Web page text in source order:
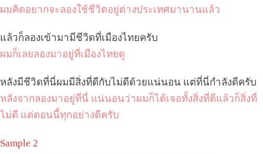
ผมคิดอยากจะลองใช้ชีวิตอยู่ต่างประเทศมานานแล้ว
แล้วก็ลองเข้ามามีชีวิดที่เมืองไทยครับ
ผมก็เลยลองมาอยู่ที่เมืองไทยดู
หลังมีชีวิดที่นี่ผมมีสิ่งที่ดีกับไม่ดีด้วยแน่นอน แต่ที่นี่กำลังดีครับ
หลังจากลองมาอยู่ที่นี่ แน่นอนว่าผมก็ได้เจอทั้งสิ่งที่ดีแล้วก็สิ่งที่
ไม่ดี แต่ตอนนี้ทุกอย่างดีครับ
Sample 2